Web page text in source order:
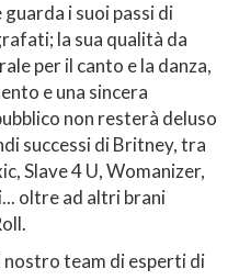
i suoi passi di
la sua qualità da
per il canto e la danza,
e una sincera
non resterà deluso
successi di Britney, tra
Slave 4 U, Womanizer,
oltre ad altri brani
nostro team di esperti di